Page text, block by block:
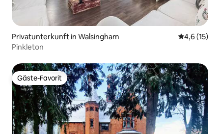
Privatunterkunft in Walsingham
4,6 (15)
Pinkleton
Gäste-Favorit
Gäste-Favorit